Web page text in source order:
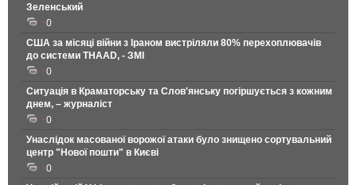
Зеленський
0
США за місяці війни з Іраном вистріляли 80% перехоплювачів
до системи THAAD, - ЗМІ
0
Ситуація в Краматорську та Слов'янську погіршується з кожним
днем, – журналіст
0
Унаслідок масованої ворожої атаки було знищено сортувальний
центр "Нової пошти" в Києві
0